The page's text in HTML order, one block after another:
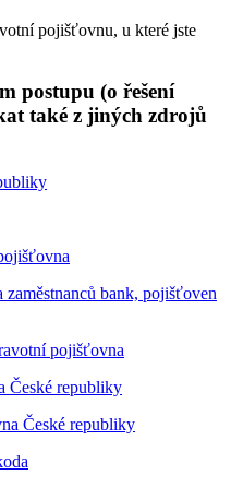
pojišťovnu, u které jste
postupu (o řešení
také z jiných zdrojů
bank, pojišťoven
pojišťovna
České republiky
České republiky